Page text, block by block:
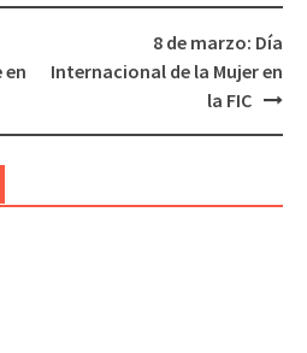
en
8 de marzo: Día
Internacional de la Mujer en
la FIC